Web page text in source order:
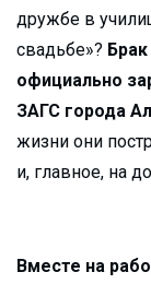
дружбе в
свадьбе»?
официально
ЗАГС города
жизни они
и, главное, на
Вместе на